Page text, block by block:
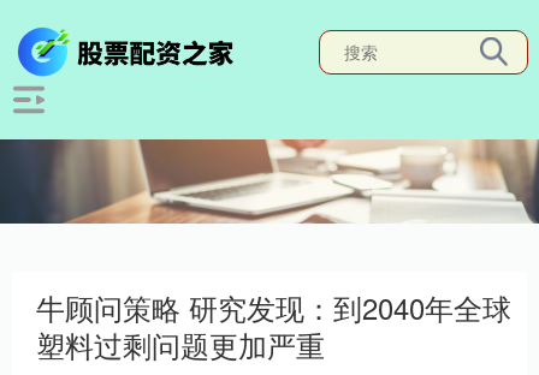
牛顾问策略 研究发现：到2040年全球
塑料过剩问题更加严重